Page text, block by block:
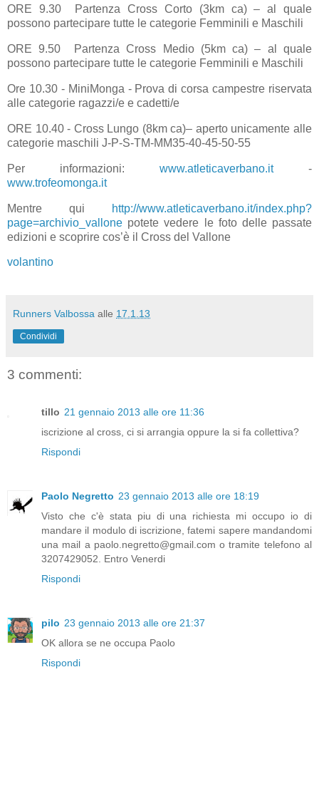
ORE 9.30 Partenza Cross Corto (3km ca) – al quale
possono partecipare tutte le categorie Femminili e Maschili
ORE 9.50 Partenza Cross Medio (5km ca) – al quale
possono partecipare tutte le categorie Femminili e Maschili
Ore 10.30 - MiniMonga - Prova di corsa campestre riservata
alle categorie ragazzi/e e cadetti/e
ORE 10.40 - Cross Lungo (8km ca)– aperto unicamente alle
categorie maschili J-P-S-TM-MM35-40-45-50-55
Per informazioni: www.atleticaverbano.it-
www.trofeomonga.it
Mentre qui
http://www.atleticaverbano.it/index.php?
page=archivio_vallone potete vedere le foto delle passate
edizioni e scoprire cos’è il Cross del Vallone
volantino
Runners Valbossa alle 17.1.13
Condividi
3 commenti:
tillo 21 gennaio 2013 alle ore 11:36
iscrizione al cross, ci si arrangia oppure la si fa collettiva?
Rispondi
Paolo Negretto 23 gennaio 2013 alle ore 18:19
Visto che c'è stata piu di una richiesta mi occupo io di
mandare il modulo di iscrizione, fatemi sapere mandandomi
una mail a paolo.negretto@gmail.com o tramite telefono al
3207429052. Entro Venerdi
Rispondi
pilo 23 gennaio 2013 alle ore 21:37
OK allora se ne occupa Paolo
Rispondi